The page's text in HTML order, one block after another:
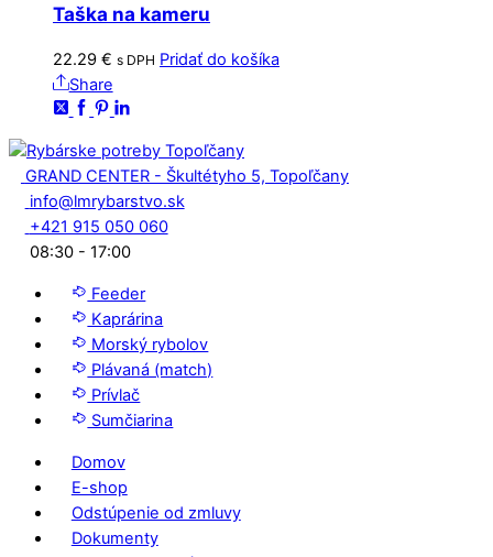
Taška na kameru
22.29 € s DPH Pridať do košíka
Share
GRAND CENTER - Škultétyho 5, Topoľčany
info@lmrybarstvo.sk
+421 915 050 060
08:30 - 17:00
Feeder
Kaprárina
Morský rybolov
Plávaná (match)
Prívlač
Sumčiarina
Domov
E-shop
Odstúpenie od zmluvy
Dokumenty